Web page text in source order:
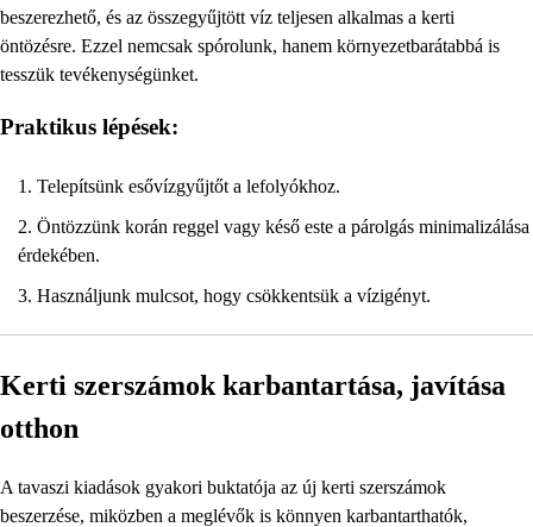
beszerezhető, és az összegyűjtött víz teljesen alkalmas a kerti
öntözésre. Ezzel nemcsak spórolunk, hanem környezetbarátabbá is
tesszük tevékenységünket.
Praktikus lépések:
Telepítsünk esővízgyűjtőt a lefolyókhoz.
Öntözzünk korán reggel vagy késő este a párolgás minimalizálása
érdekében.
Használjunk mulcsot, hogy csökkentsük a vízigényt.
Kerti szerszámok karbantartása, javítása
otthon
A tavaszi kiadások gyakori buktatója az új kerti szerszámok
beszerzése, miközben a meglévők is könnyen karbantarthatók,